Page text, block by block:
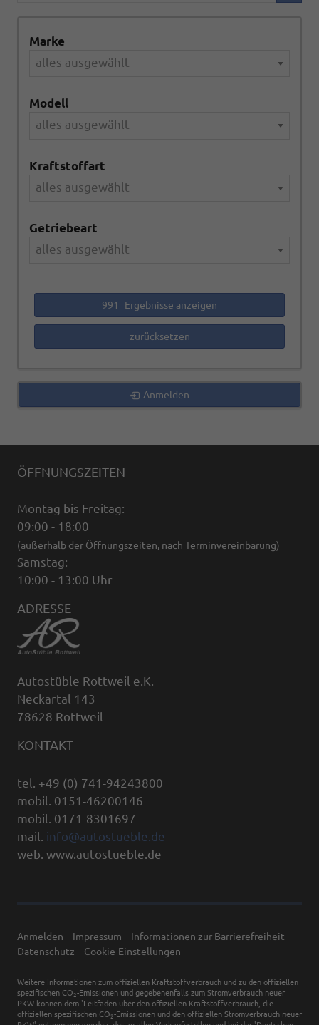
Marke
alles ausgewählt
Modell
alles ausgewählt
Kraftstoffart
alles ausgewählt
Getriebeart
alles ausgewählt
991 Ergebnisse anzeigen
zurücksetzen
Anmelden
ÖFFNUNGSZEITEN
Montag bis Freitag:
09:00 - 18:00
(außerhalb der Öffnungszeiten, nach Terminvereinbarung)
Samstag:
10:00 - 13:00 Uhr
ADRESSE
Autostüble Rottweil e.K.
Neckartal 143
78628 Rottweil
KONTAKT
tel. +49 (0) 741-94243800
mobil. 0151-46200146
mobil. 0171-8301697
mail. info@autostueble.de
web. www.autostueble.de
Anmelden Impressum
Informationen zur Barrierefreiheit
Datenschutz
Cookie-Einstellungen
Weitere Informationen zum offiziellen Kraftstoffverbrauch und zu den offiziellen
spezifischen CO 2-Emissionen und gegebenenfalls zum Stromverbrauch neuer
PKW können dem 'Leitfaden über den offiziellen Kraftstoffverbrauch, die
offiziellen spezifischen CO 2-Emissionen und den offiziellen Stromverbrauch neuer